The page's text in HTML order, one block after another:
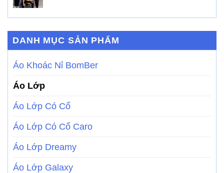
DANH MỤC SẢN PHẨM
Áo Khoác Nỉ BomBer
Áo Lớp
Áo Lớp Có Cổ
Áo Lớp Có Cổ Caro
Áo Lớp Dreamy
Áo Lớp Galaxy